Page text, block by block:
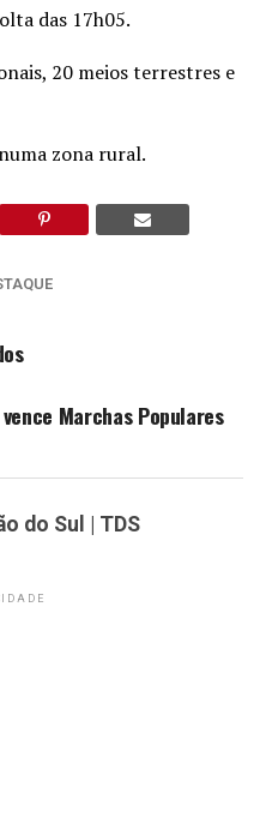
das 17h05.
20 meios terrestres e
zona rural.
Marchas Populares
do Sul | TDS